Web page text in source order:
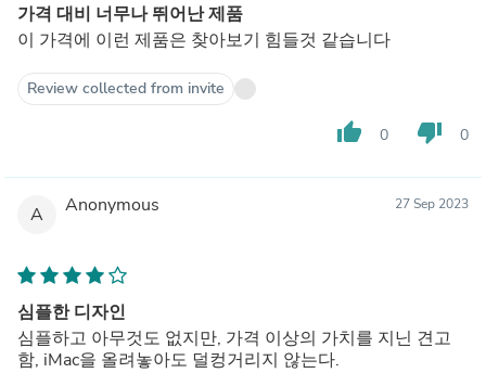
가격 대비 너무나 뛰어난 제품
이 가격에 이런 제품은 찾아보기 힘들것 같습니다
Review collected from invite
thumb_up 0 thumb_down 0
A Anonymous 27 Sep 2023
심플한 디자인
심플하고 아무것도 없지만, 가격 이상의 가치를 지닌 견고
함, iMac을 올려놓아도 덜컹거리지 않는다.